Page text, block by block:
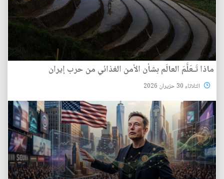
ماذا تَـعَلَّمَ العالَم بشأن الأمن الغذائي من حرب إيران
الثلاثاء 30 حزيران 2026